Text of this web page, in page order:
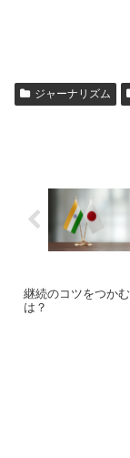
ジャーナリズム
継続のコツをつか
は？